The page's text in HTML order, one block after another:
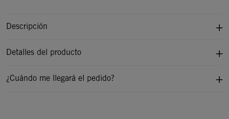
Descripción
Detalles del producto
¿Cuándo me llegará el pedido?